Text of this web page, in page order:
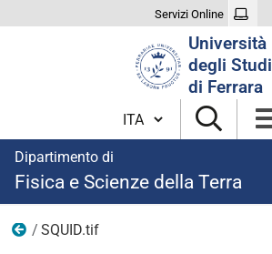
Servizi Online
Università
degli Studi
di Ferrara
Cambia lingua
Dipartimento di
Fisica e Scienze della Terra
Home
SQUID.tif